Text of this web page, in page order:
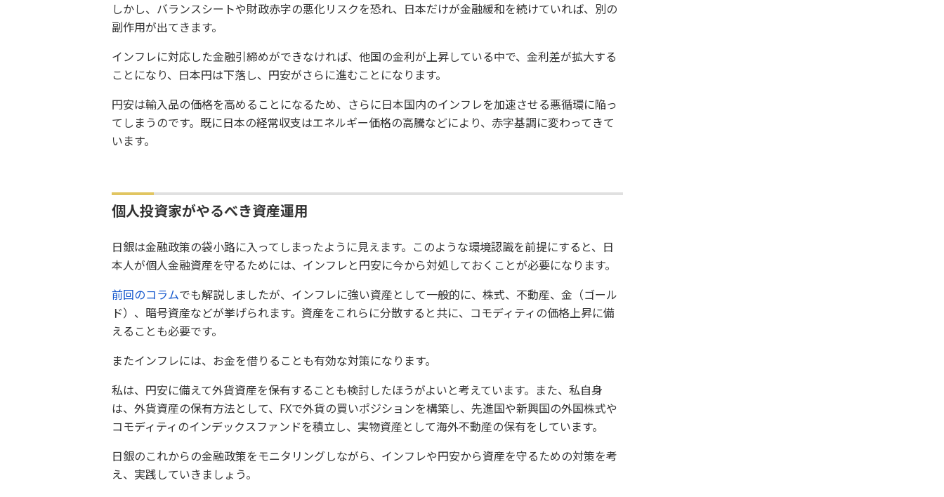
しかし、バランスシートや財政赤字の悪化リスクを恐れ、日本だけが金融緩和を続けていれば、別の
副作用が出てきます。
インフレに対応した金融引締めができなければ、他国の金利が上昇している中で、金利差が拡大する
ことになり、日本円は下落し、円安がさらに進むことになります。
円安は輸入品の価格を高めることになるため、さらに日本国内のインフレを加速させる悪循環に陥っ
てしまうのです。既に日本の経常収支はエネルギー価格の高騰などにより、赤字基調に変わってきて
います。
個人投資家がやるべき資産運用
日銀は金融政策の袋小路に入ってしまったように見えます。このような環境認識を前提にすると、日
本人が個人金融資産を守るためには、インフレと円安に今から対処しておくことが必要になります。
前回のコラムでも解説しましたが、インフレに強い資産として一般的に、株式、不動産、金（ゴール
ド）、暗号資産などが挙げられます。資産をこれらに分散すると共に、コモディティの価格上昇に備
えることも必要です。
またインフレには、お金を借りることも有効な対策になります。
私は、円安に備えて外貨資産を保有することも検討したほうがよいと考えています。また、私自身
は、外貨資産の保有方法として、FXで外貨の買いポジションを構築し、先進国や新興国の外国株式や
コモディティのインデックスファンドを積立し、実物資産として海外不動産の保有をしています。
日銀のこれからの金融政策をモニタリングしながら、インフレや円安から資産を守るための対策を考
え、実践していきましょう。